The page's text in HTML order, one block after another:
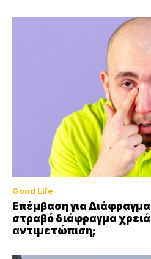
Good Life
Επέμβαση για
στραβό διάφραγμα
αντιμετώπιση;